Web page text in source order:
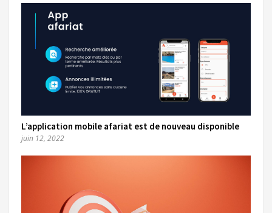
L’application mobile afariat est de nouveau disponible
juin 12, 2022